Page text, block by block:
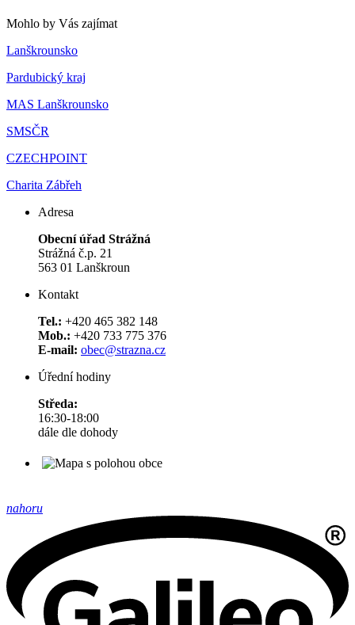
Mohlo by Vás zajímat
Lanškrounsko
Pardubický kraj
MAS Lanškrounsko
SMSČR
CZECHPOINT
Charita Zábřeh
Adresa
Obecní úřad Strážná
Strážná č.p. 21
563 01 Lanškroun
Kontakt
Tel.: +420 465 382 148
Mob.: +420 733 775 376
E-mail: obec@strazna.cz
Úřední hodiny
Středa:
16:30-18:00
dále dle dohody
nahoru